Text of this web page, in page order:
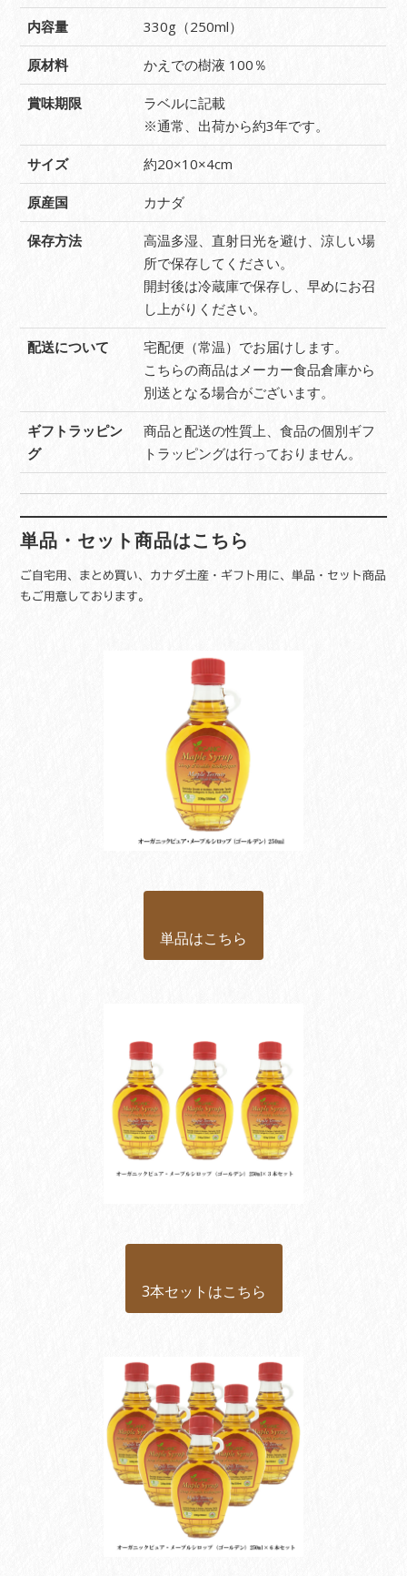
内容量 330g（250ml）
原材料 かえでの樹液 100％
賞味期限
ラベルに記載
※通常、出荷から約3年です。
サイズ 約20×10×4cm
原産国 カナダ
保存方法
高温多湿、直射日光を避け、涼しい場
所で保存してください。
開封後は冷蔵庫で保存し、早めにお召
し上がりください。
配送について
宅配便（常温）でお届けします。
こちらの商品はメーカー食品倉庫から
別送となる場合がございます。
ギフトラッピン
グ
商品と配送の性質上、食品の個別ギフ
トラッピングは行っておりません。
単品・セット商品はこちら
ご自宅用、まとめ買い、カナダ土産・ギフト用に、単品・セット商品
もご用意しております。
単品はこちら
3本セットはこちら